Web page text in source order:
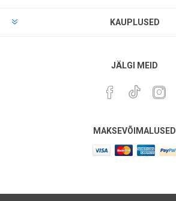
KAUPLUSED
JÄLGI MEID
MAKSEVÕIMALUSED